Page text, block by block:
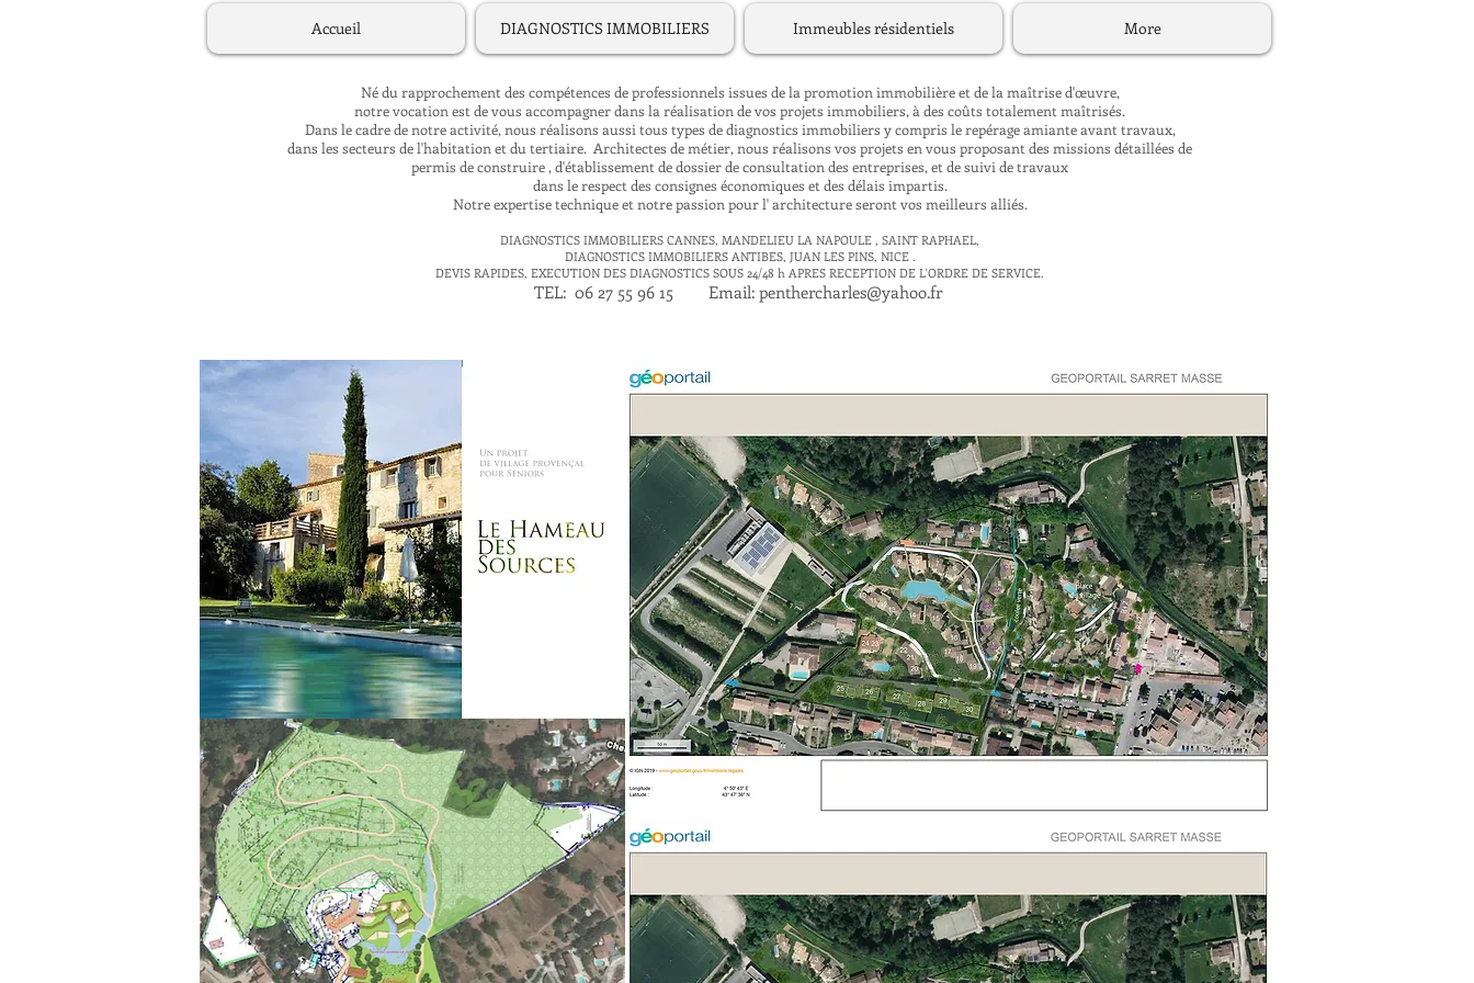
Accueil DIAGNOSTICS IMMOBILIERS Immeubles résidentiels More
Né du rapprochement des compétences de professionnels issues de la promotion immobilière et de la maîtrise d'œuvre,
notre vocation est de vous accompagner dans la réalisation de vos projets immobiliers, à des coûts totalement maîtrisés.
Dans le cadre de notre activité, nous réalisons aussi tous types de diagnostics immobiliers y compris le repérage amiante avant travaux,
dans les secteurs de l'habitation et du tertiaire. Architectes de métier, nous réalisons vos projets en vous proposant des missions détaillées de
permis de construire , d'établissement de dossier de consultation des entreprises, et de suivi de travaux
dans le respect des consignes économiques et des délais impartis.
Notre expertise technique et notre passion pour l' architecture seront vos meilleurs alliés.
DIAGNOSTICS IMMOBILIERS CANNES, MANDELIEU LA NAPOULE , SAINT RAPHAEL,
DIAGNOSTICS IMMOBILIERS ANTIBES, JUAN LES PINS, NICE .
DEVIS RAPIDES, EXECUTION DES DIAGNOSTICS SOUS 24/48 h APRES RECEPTION DE L'ORDRE DE SERVICE.
TEL: 06 27 55 96 15 Email: penthercharles@yahoo.fr